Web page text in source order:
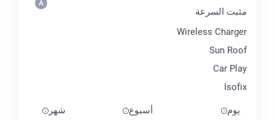
مثبت السرعة
Wireless Charger
Sun Roof
Car Play
Isofix
يوم أسبوع شهر